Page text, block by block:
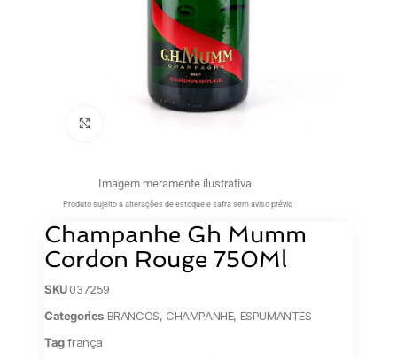
Imagem meramente ilustrativa.
Produto sujeito a alterações de estoque e safra sem aviso prévio
Champanhe Gh Mumm
Cordon Rouge 750Ml
SKU037259
Categories BRANCOS, CHAMPANHE, ESPUMANTES
Tag frança